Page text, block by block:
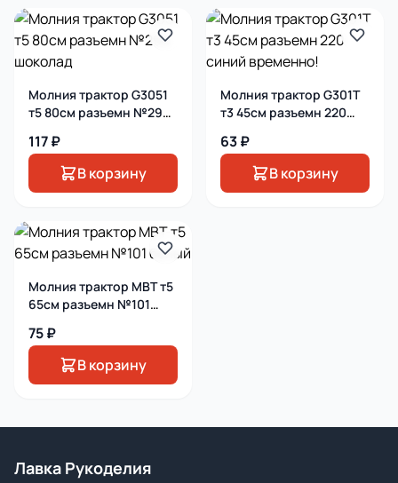
Молния трактор G3051
т5 80см разъемн №294
117 ₽
В корзину
Молния трактор G301T
т3 45см разъемн 220
63 ₽
В корзину
Молния трактор MBT т5
65см разъемн №101
75 ₽
В корзину
Лавка Рукоделия